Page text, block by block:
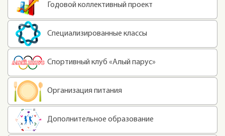
Годовой коллективный проект
Специализированные классы
Спортивный клуб «Алый парус»
Организация питания
Дополнительное образование